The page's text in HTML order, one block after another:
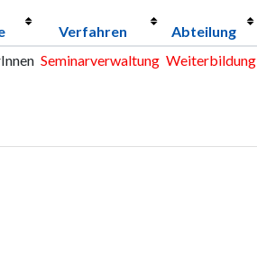
Verfahren Abteilung
Seminarverwaltung Weiterbildung